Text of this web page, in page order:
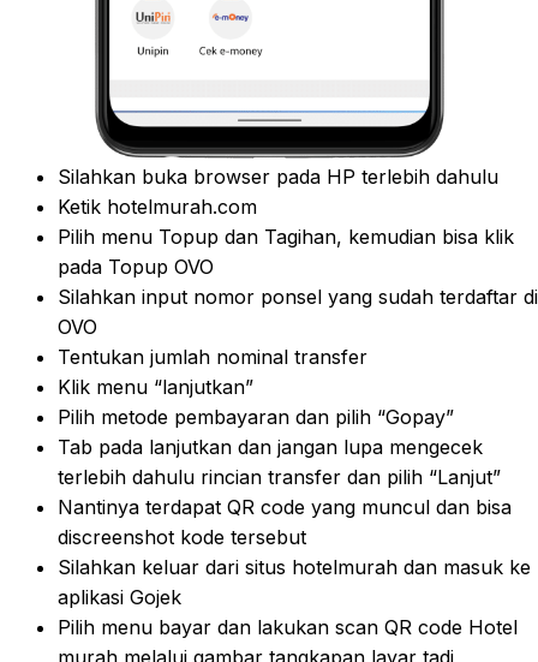
Silahkan buka browser pada HP terlebih dahulu
Ketik hotelmurah.com
Pilih menu Topup dan Tagihan, kemudian bisa klik
pada Topup OVO
Silahkan input nomor ponsel yang sudah terdaftar di
OVO
Tentukan jumlah nominal transfer
Klik menu “lanjutkan”
Pilih metode pembayaran dan pilih “Gopay”
Tab pada lanjutkan dan jangan lupa mengecek
terlebih dahulu rincian transfer dan pilih “Lanjut”
Nantinya terdapat QR code yang muncul dan bisa
discreenshot kode tersebut
Silahkan keluar dari situs hotelmurah dan masuk ke
aplikasi Gojek
Pilih menu bayar dan lakukan scan QR code Hotel
murah melalui gambar tangkapan layar tadi